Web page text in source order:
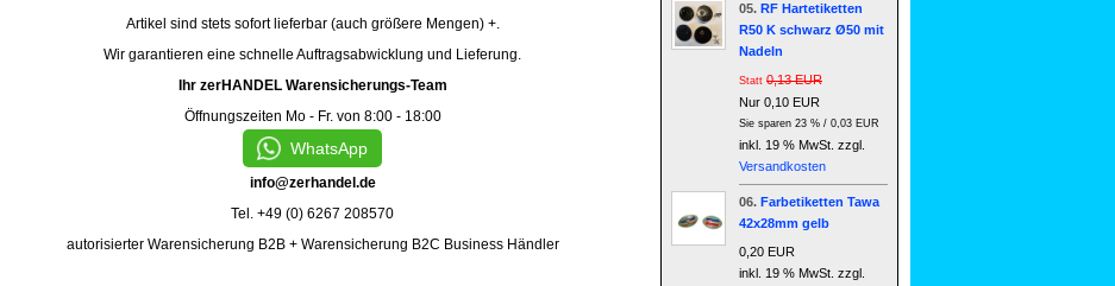
Artikel sind stets sofort lieferbar (auch größere Mengen) +.
Wir garantieren eine schnelle Auftragsabwicklung und Lieferung.
Ihr zerHANDEL Warensicherungs-Team
Öffnungszeiten Mo - Fr. von 8:00 - 18:00
WhatsApp
info@zerhandel.de
Tel. +49 (0) 6267 208570
autorisierter Warensicherung B2B + Warensicherung B2C Business Händler
05. RF Hartetiketten
R50 K schwarz Ø50 mit
Nadeln
Statt 0,13 EUR
Nur 0,10 EUR
Sie sparen 23 % / 0,03 EUR
inkl. 19 % MwSt. zzgl.
Versandkosten
06. Farbetiketten Tawa
42x28mm gelb
0,20 EUR
inkl. 19 % MwSt. zzgl.